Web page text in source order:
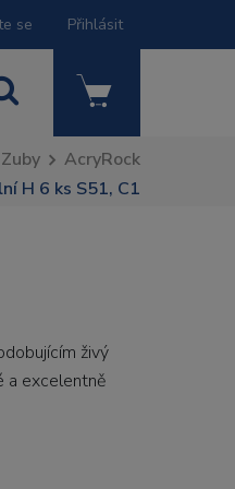
se Přihlásit
Zuby
AcryRock
H 6 ks S51, C1
živý
a excelentně